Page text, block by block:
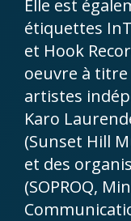
Elle est
étiquettes
et Hook
oeuvre à
artistes
Karo
(Sunset Hill
et des
(SOPROQ,